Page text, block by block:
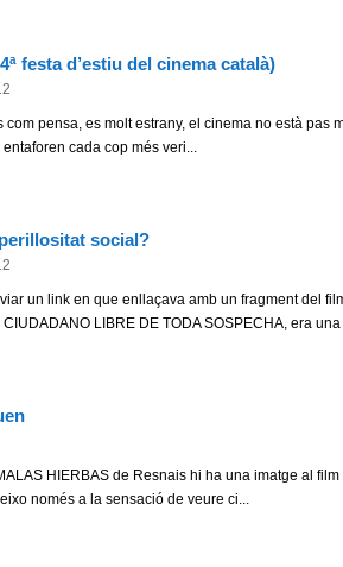
festa d’estiu del cinema català)
com pensa, es molt estrany, el cinema no està pas
cada cop més veri...
social?
un link en que enllaçava amb un fragment del
CIUDADANO LIBRE DE TODA SOSPECHA, era una
HIERBAS de Resnais hi ha una imatge al
només a la sensació de veure ci...